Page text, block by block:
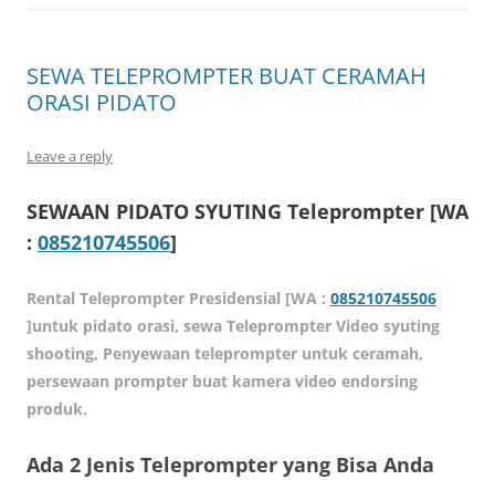
SEWA TELEPROMPTER BUAT CERAMAH
ORASI PIDATO
Leave a reply
SEWAAN PIDATO SYUTING Teleprompter [WA
: 085210745506]
Rental Teleprompter Presidensial [WA : 085210745506
]untuk pidato orasi, sewa Teleprompter Video syuting
shooting, Penyewaan teleprompter untuk ceramah,
persewaan prompter buat kamera video endorsing
produk.
Ada 2 Jenis Teleprompter yang Bisa Anda